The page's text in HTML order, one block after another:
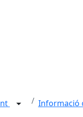
Informació